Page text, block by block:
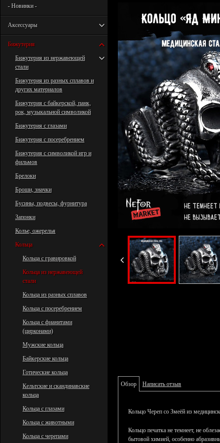
- Новинки -
Аксессуары
Бижутерия
Бижутерия из нержавеющей
стали
Бижутерия из разных сплавов и
других материалов
Бижутерия с байкерской, панк,
рок, музыкальной символикой
Бижутерия с глазами
Бижутерия с посеребрением
Бижутерия с символикой игр и
фильмов
Брелоки
Броши, значки
Бусины, подвесы, фурнитура
Запонки
Колье, ожерелья
Кольца
Кольца с гравировкой
Кольца из нержавеющей
стали
Кольца из разных сплавов
Кольца с посеребрением
Кольца с фианитами
(цирконами)
Мужские кольца
Байкерские кольца
Готические кольца
Кельтские и скандинавские
кольца
Кольца с глазами
Кольца с животными
Кольца с черепами
Обзор Написать отзыв
Кольцо Череп со Змеёй из
Кольцо печатка не темнеет, не
бытовой химией, особенно